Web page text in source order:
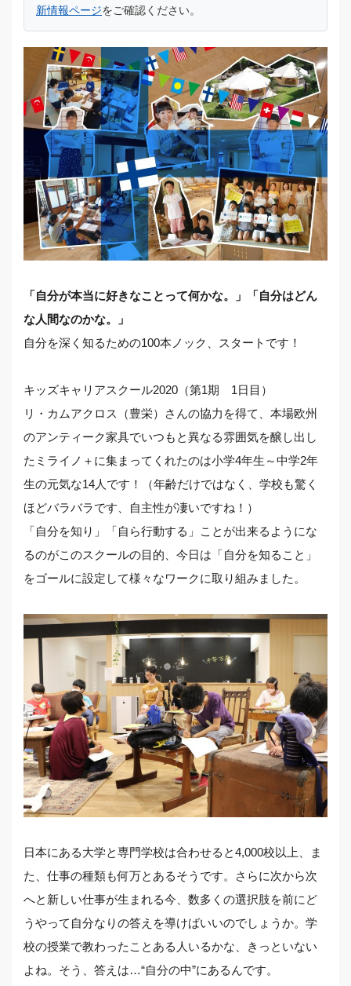
新情報ページをご確認ください。
「自分が本当に好きなことって何かな。」「自分はどん
な人間なのかな。」
自分を深く知るための100本ノック、スタートです！
キッズキャリアスクール2020（第1期 1日目）
リ・カムアクロス（豊栄）さんの協力を得て、本場欧州
のアンティーク家具でいつもと異なる雰囲気を醸し出し
たミライノ＋に集まってくれたのは小学4年生～中学2年
生の元気な14人です！（年齢だけではなく、学校も驚く
ほどバラバラです、自主性が凄いですね！）
「自分を知り」「自ら行動する」ことが出来るようにな
るのがこのスクールの目的、今日は「自分を知ること」
をゴールに設定して様々なワークに取り組みました。
日本にある大学と専門学校は合わせると4,000校以上、ま
た、仕事の種類も何万とあるそうです。さらに次から次
へと新しい仕事が生まれる今、数多くの選択肢を前にど
うやって自分なりの答えを導けばいいのでしょうか。学
校の授業で教わったことある人いるかな、きっといない
よね。そう、答えは…“自分の中”にあるんです。